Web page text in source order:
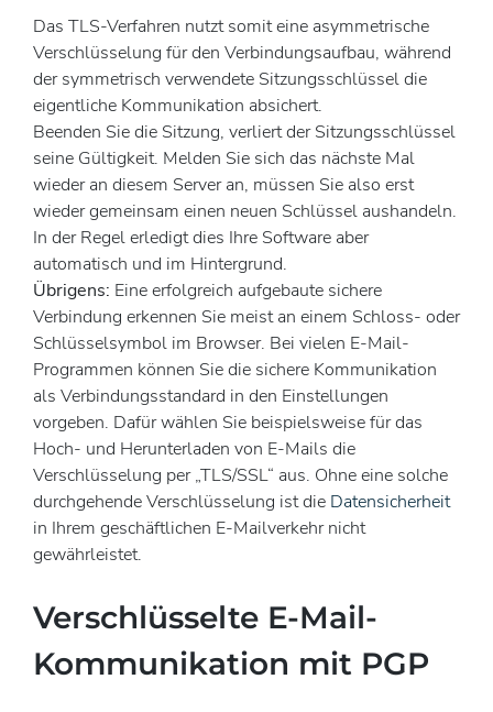
Das TLS-Verfahren nutzt somit eine asymmetrische
Verschlüsselung für den Verbindungsaufbau, während
der symmetrisch verwendete Sitzungsschlüssel die
eigentliche Kommunikation absichert.
Beenden Sie die Sitzung, verliert der Sitzungsschlüssel
seine Gültigkeit. Melden Sie sich das nächste Mal
wieder an diesem Server an, müssen Sie also erst
wieder gemeinsam einen neuen Schlüssel aushandeln.
In der Regel erledigt dies Ihre Software aber
automatisch und im Hintergrund.
Übrigens: Eine erfolgreich aufgebaute sichere
Verbindung erkennen Sie meist an einem Schloss- oder
Schlüsselsymbol im Browser. Bei vielen E-Mail-
Programmen können Sie die sichere Kommunikation
als Verbindungsstandard in den Einstellungen
vorgeben. Dafür wählen Sie beispielsweise für das
Hoch- und Herunterladen von E-Mails die
Verschlüsselung per „TLS/SSL“ aus. Ohne eine solche
durchgehende Verschlüsselung ist die Datensicherheit
in Ihrem geschäftlichen E-Mailverkehr nicht
gewährleistet.
Verschlüsselte E-Mail-
Kommunikation mit PGP